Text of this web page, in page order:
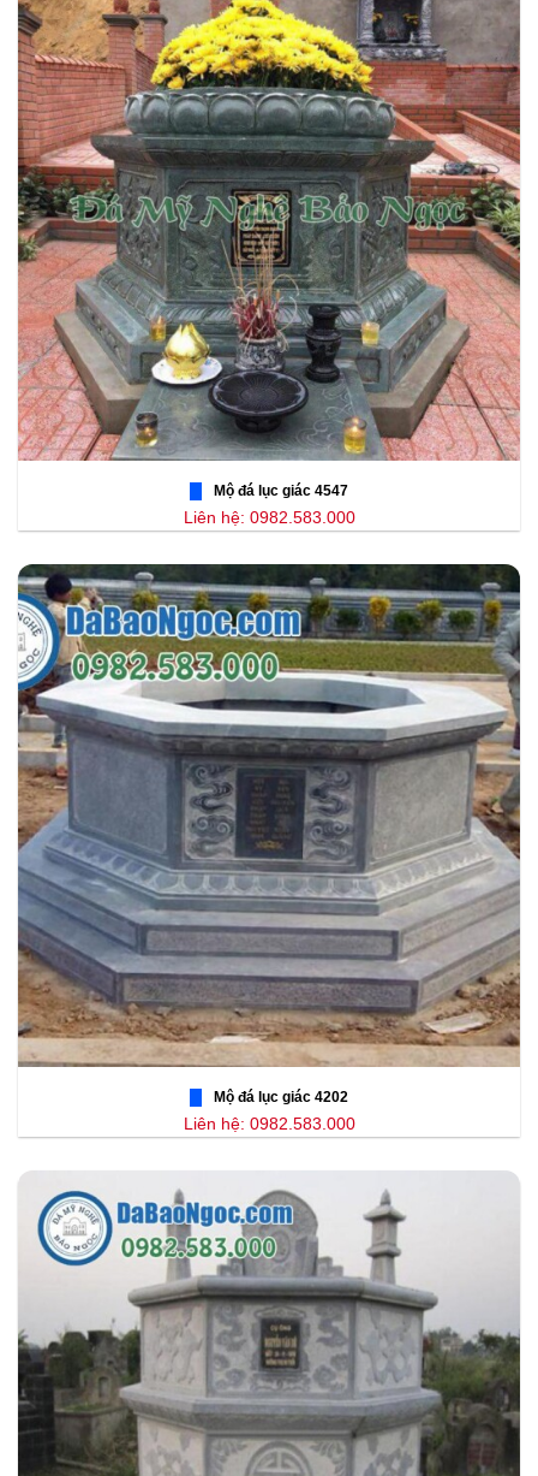
Mộ đá lục giác 4547
Liên hệ: 0982.583.000
Mộ đá lục giác 4202
Liên hệ: 0982.583.000